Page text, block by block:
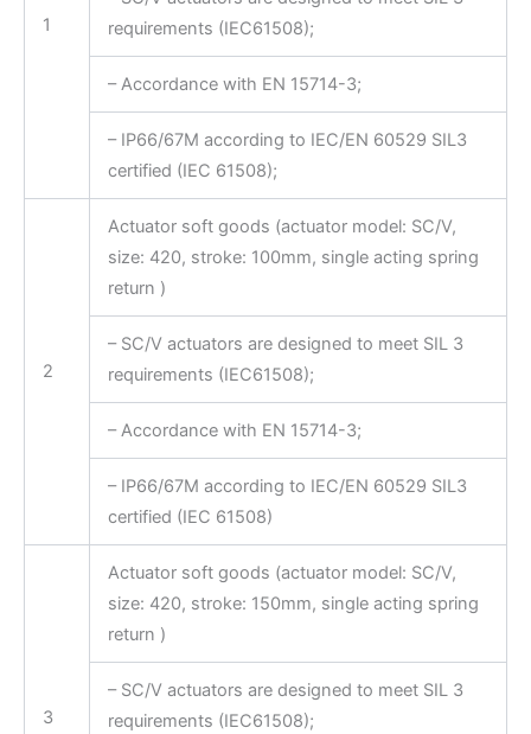
1
requirements (IEC61508);
– Accordance with EN 15714-3;
– IP66/67M according to IEC/EN 60529 SIL3
certified (IEC 61508);
2
Actuator soft goods (actuator model: SC/V,
size: 420, stroke: 100mm, single acting spring
return )
– SC/V actuators are designed to meet SIL 3
requirements (IEC61508);
– Accordance with EN 15714-3;
– IP66/67M according to IEC/EN 60529 SIL3
certified (IEC 61508)
3
Actuator soft goods (actuator model: SC/V,
size: 420, stroke: 150mm, single acting spring
return )
– SC/V actuators are designed to meet SIL 3
requirements (IEC61508);